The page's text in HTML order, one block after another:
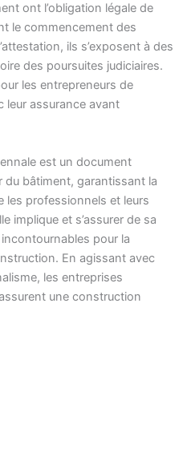
ont l’obligation légale de
le commencement des
ils s’exposent à des
des poursuites judiciaires.
les entrepreneurs de
leur assurance avant
est un document
bâtiment, garantissant la
les professionnels et leurs
implique et s’assurer de sa
pour la
En agissant avec
les entreprises
une construction